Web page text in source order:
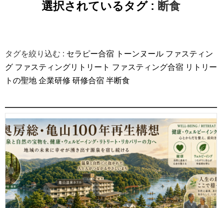
選択されているタグ : 断食
タグを絞り込む : セラピー合宿 トーンヌール ファスティン
グ ファスティングリトリート ファスティング合宿 リトリー
トの聖地 企業研修 研修合宿 半断食